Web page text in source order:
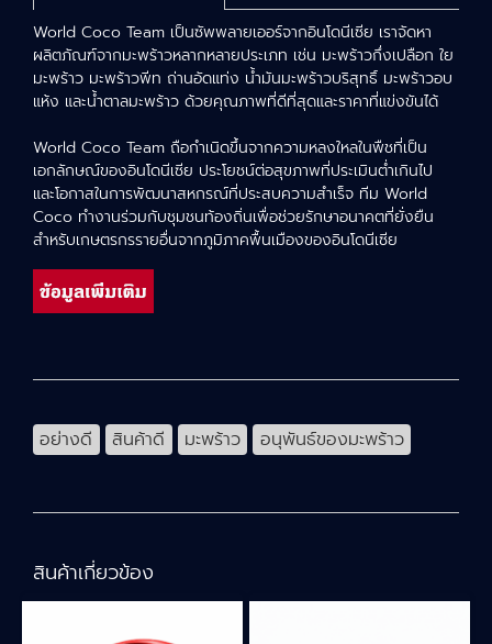
World Coco Team เป็นซัพพลายเออร์จากอินโดนีเซีย เราจัดหา
ผลิตภัณฑ์จากมะพร้าวหลากหลายประเภท เช่น มะพร้าวกึ่งเปลือก ใย
มะพร้าว มะพร้าวพีท ถ่านอัดแท่ง น้ำมันมะพร้าวบริสุทธิ์ มะพร้าวอบ
แห้ง และน้ำตาลมะพร้าว ด้วยคุณภาพที่ดีที่สุดและราคาที่แข่งขันได้
World Coco Team ถือกำเนิดขึ้นจากความหลงใหลในพืชที่เป็น
เอกลักษณ์ของอินโดนีเซีย ประโยชน์ต่อสุขภาพที่ประเมินต่ำเกินไป
และโอกาสในการพัฒนาสหกรณ์ที่ประสบความสำเร็จ ทีม World
Coco ทำงานร่วมกับชุมชนท้องถิ่นเพื่อช่วยรักษาอนาคตที่ยั่งยืน
สำหรับเกษตรกรรายอื่นจากภูมิภาคพื้นเมืองของอินโดนีเซีย
อย่างดี สินค้าดี มะพร้าว อนุพันธ์ของมะพร้าว
สินค้าเกี่ยวข้อง